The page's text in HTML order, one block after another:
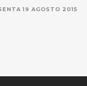
19 AGOSTO 2015